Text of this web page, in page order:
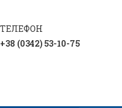
+38 (0342) 53-10-75